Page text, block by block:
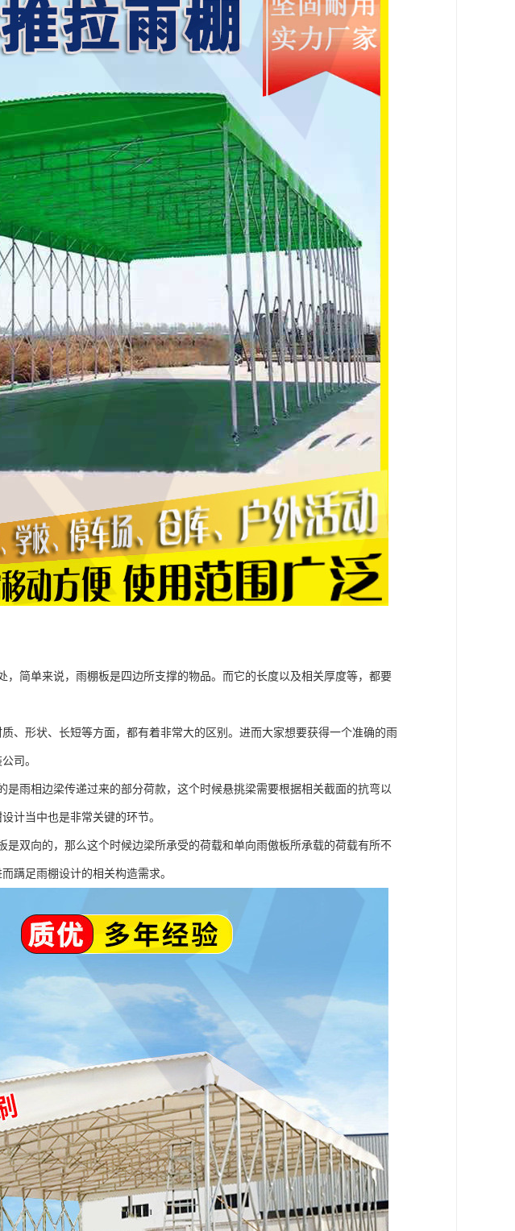
，简单来说，雨棚板是四边所支撑的物品。而它的长度以及相关厚度等，都要
、形状、长短等方面，都有着非常大的区别。进而大家想要获得一个准确的雨
司。
雨相边梁传递过来的部分荷款，这个时候悬挑梁需要根据相关截面的抗弯以
计当中也是非常关键的环节。
双向的，那么这个时候边梁所承受的荷载和单向雨傲板所承载的荷载有所不
蹒足雨棚设计的相关构造需求。